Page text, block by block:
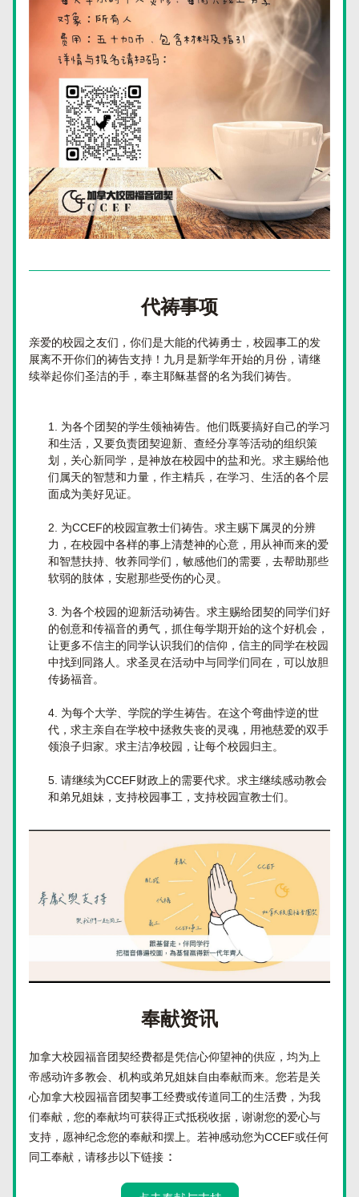
代祷事项
亲爱的校园之友们，你们是大能的代祷勇士，校园事工的发
展离不开你们的祷告支持！九月是新学年开始的月份，请继
续举起你们圣洁的手，奉主耶稣基督的名为我们祷告。
为各个团契的学生领袖祷告。他们既要搞好自己的学习
和生活，又要负责团契迎新、查经分享等活动的组织策
划，关心新同学，是神放在校园中的盐和光。求主赐给他
们属天的智慧和力量，作主精兵，在学习、生活的各个层
面成为美好见证。
为CCEF的校园宣教士们祷告。求主赐下属灵的分辨
力，在校园中各样的事上清楚神的心意，用从神而来的爱
和智慧扶持、牧养同学们，敏感他们的需要，去帮助那些
软弱的肢体，安慰那些受伤的心灵。
为各个校园的迎新活动祷告。求主赐给团契的同学们好
的创意和传福音的勇气，抓住每学期开始的这个好机会，
让更多不信主的同学认识我们的信仰，信主的同学在校园
中找到同路人。求圣灵在活动中与同学们同在，可以放胆
传扬福音。
为每个大学、学院的学生祷告。在这个弯曲悖逆的世
代，求主亲自在学校中拯救失丧的灵魂，用祂慈爱的双手
领浪子归家。求主洁净校园，让每个校园归主。
请继续为CCEF财政上的需要代求。求主继续感动教会
和弟兄姐妹，支持校园事工，支持校园宣教士们。
奉献资讯
加拿大校园福音团契经费都是凭信心仰望神的供应，均为上
帝感动许多教会、机构或弟兄姐妹自由奉献而来。您若是关
心加拿大校园福音团契事工经费或传道同工的生活费，为我
们奉献，您的奉献均可获得正式抵税收据，谢谢您的爱心与
支持，愿神纪念您的奉献和摆上。若神感动您为CCEF或任何
同工奉献，请移步以下链接 ：